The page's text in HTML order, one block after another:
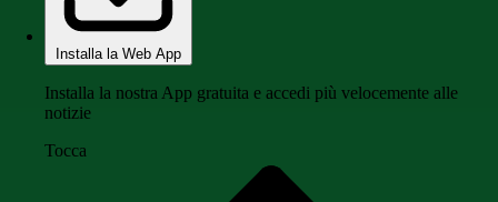
Installa la Web App
Installa la nostra App gratuita e accedi più velocemente alle
notizie
Tocca